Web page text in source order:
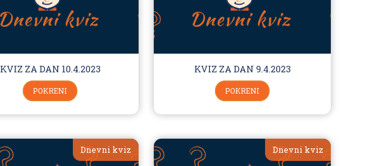
KVIZ ZA DAN 10.4.2023
POKRENI
KVIZ ZA DAN 9.4.2023
POKRENI
Dnevni kviz Dnevni kviz